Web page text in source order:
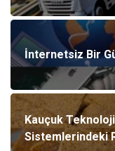
İnternetsiz Bir
Kauçuk
Sistemlerindeki